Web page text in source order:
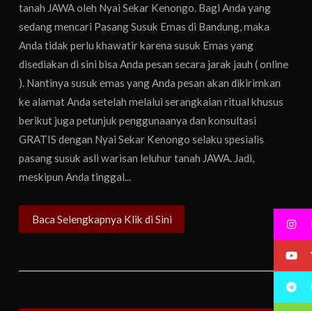
tanah JAWA oleh Nyai Sekar Kenongo. Bagi Anda yang
sedang mencari Pasang Susuk Emas di Bandung, maka
Anda tidak perlu khawatir karena susuk Emas yang
disediakan di sini bisa Anda pesan secara jarak jauh ( online
). Nantinya susuk emas yang Anda pesan akan dikirimkan
ke alamat Anda setelah melalui serangkaian ritual khusus
berikut juga petunjuk penggunaanya dan konsultasi
GRATIS dengan Nyai Sekar Kenongo selaku spesialis
pasang susuk asli warisan leluhur tanah JAWA. Jadi,
meskipun Anda tinggal...
Baca Selengkapnya Klik di Sini